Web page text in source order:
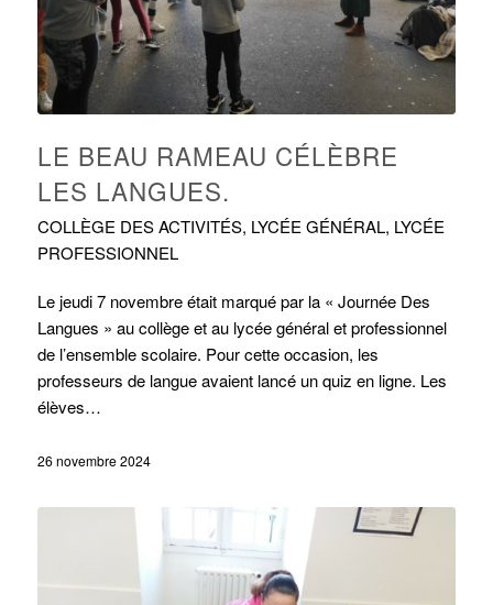
LE BEAU RAMEAU CÉLÈBRE
LES LANGUES.
COLLÈGE DES ACTIVITÉS, LYCÉE GÉNÉRAL, LYCÉE
PROFESSIONNEL
Le jeudi 7 novembre était marqué par la « Journée Des
Langues » au collège et au lycée général et professionnel
de l’ensemble scolaire. Pour cette occasion, les
professeurs de langue avaient lancé un quiz en ligne. Les
élèves…
26 novembre 2024